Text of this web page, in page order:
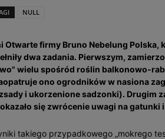
NULL
Otwarte firmy Bruno Nebelung Polska,
dwa zadania. Pierwszym,
wielu spośród roślin balkonowo-
ono ogrodników w nasiona
i ukorzenione sadzonki). Drugim
się zwrócenie uwagi na gatunki
takiego przypadkowego „mokrego